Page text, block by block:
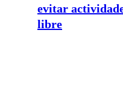
evitar
libre